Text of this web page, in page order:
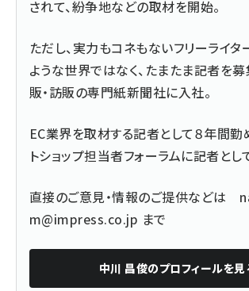
されて、紛争地などの取材を開始。
ただし、実力もコネもないフリーライタ
ような世界ではなく、たまたま記者を
販・訪販の専門紙新聞社に入社。
EC業界を取材する記者として８年間勤
トショップ担当者フォーラムに記者とし
直接のご意見・情報のご提供などは
m@impress.co.jp まで
中川 昌俊のプロフィールを見